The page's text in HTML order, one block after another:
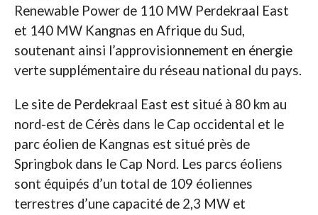
Renewable Power de 110 MW Perdekraal East
et 140 MW Kangnas en Afrique du Sud,
soutenant ainsi l’approvisionnement en énergie
verte supplémentaire du réseau national du pays.
Le site de Perdekraal East est situé à 80 km au
nord-est de Cérès dans le Cap occidental et le
parc éolien de Kangnas est situé près de
Springbok dans le Cap Nord. Les parcs éoliens
sont équipés d’un total de 109 éoliennes
terrestres d’une capacité de 2,3 MW et